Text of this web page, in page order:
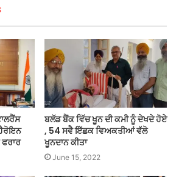
ਬਲੱਡ ਬੈਂਕ ਵਿੱਚ ਖੂਨ ਦੀ ਕਮੀ ਨੂੰ ਦੇਖਦੇ ਹੋਏ
, 54 ਸਵੈ ਇੱਛਕ ਵਿਅਕਤੀਆਂ ਵੱਲੋ
ਖੂਨਦਾਨ ਕੀਤਾ
June 15, 2022